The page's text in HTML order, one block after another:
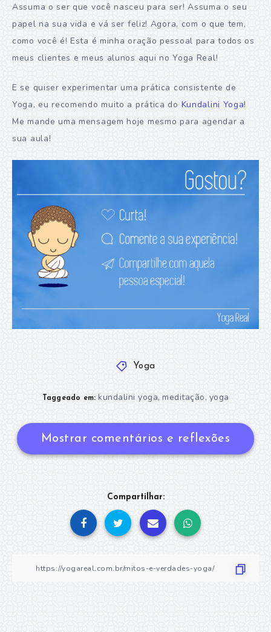
Assuma o ser que você nasceu para ser! Assuma o seu
papel na sua vida e vá ser feliz! Agora, com o que tem,
como você é! Esta é minha oração pessoal para todos os
meus clientes e meus alunos aqui no Yoga Real!
E se quiser experimentar uma prática consistente de
Yoga, eu recomendo muito a prática do Kundalini Yoga!
Me mande uma mensagem hoje mesmo para agendar a
sua aula!
Yoga
Taggeado em: kundalini yoga, meditação, yoga
Mostrar comentários e reflexões
Compartilhar: